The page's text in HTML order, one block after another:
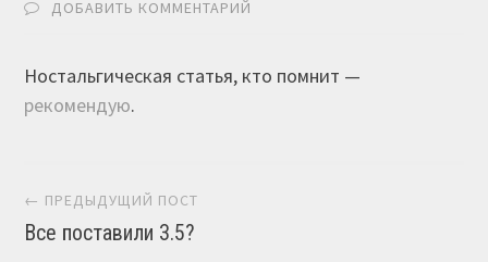
ДОБАВИТЬ КОММЕНТАРИЙ
Ностальгическая статья, кто помнит —
рекомендую.
Навигация постов
← ПРЕДЫДУЩИЙ ПОСТ
Все поставили 3.5?